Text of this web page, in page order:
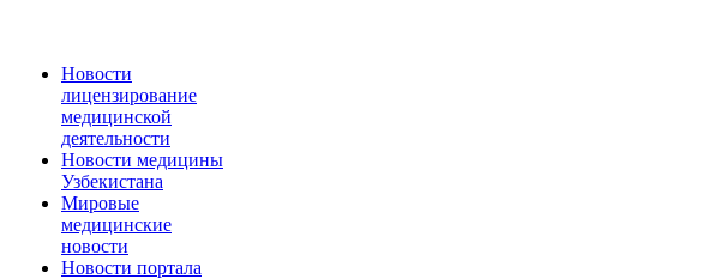
Новости
лицензирование
медицинской
деятельности
Новости медицины
Узбекистана
Мировые
медицинские
новости
Новости портала